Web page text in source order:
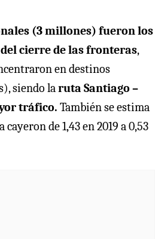
(3 millones) fueron los
cierre de las fronteras,
en destinos
siendo laruta Santiago –
tráfico. También se estima
de 1,43 en 2019 a 0,53